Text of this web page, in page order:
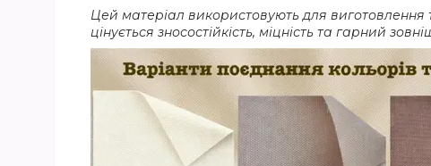
Цей матеріал використовують для виготовлення
цінується зносостійкість, міцність та гарний